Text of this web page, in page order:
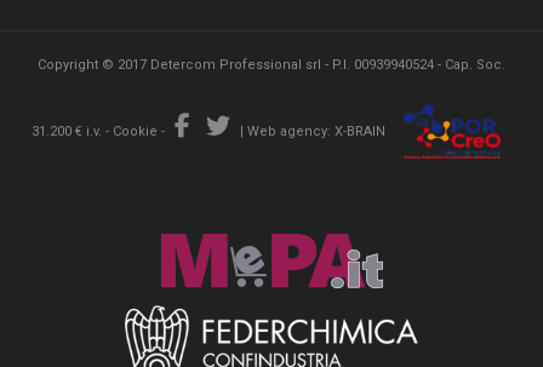
Copyright © 2017 Detercom Professional srl - P.I. 00939940524 - Cap. Soc.
31.200 € i.v. - Cookie - | Web agency: X-BRAIN